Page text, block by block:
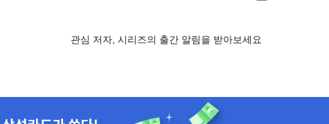
관심 저자, 시리즈의 출간 알림을 받아보세요